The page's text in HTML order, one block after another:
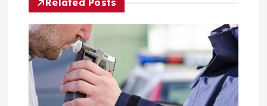
a
o
b
Related Posts